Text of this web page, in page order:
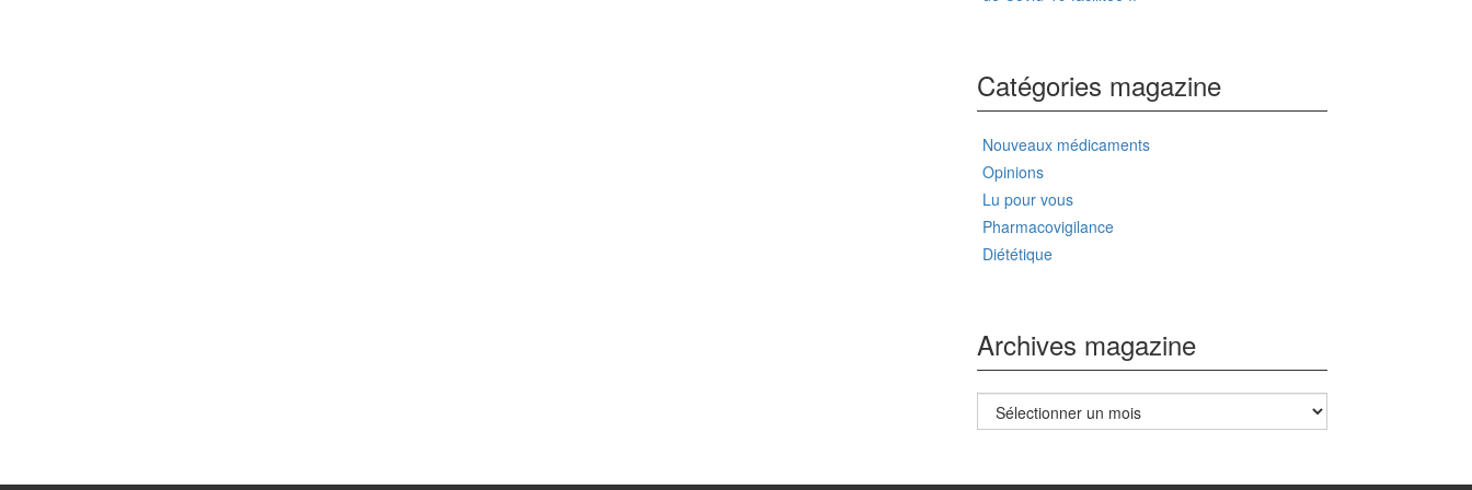
Catégories magazine
Nouveaux médicaments
Opinions
Lu pour vous
Pharmacovigilance
Diététique
Archives magazine
Archives
magazine